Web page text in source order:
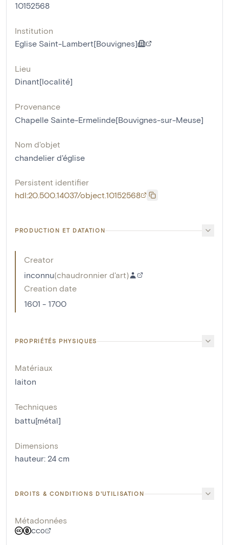
10152568
Institution
Eglise Saint-Lambert[Bouvignes]
Lieu
Dinant[localité]
Provenance
Chapelle Sainte-Ermelinde[Bouvignes-sur-Meuse]
Nom d'objet
chandelier d'église
Persistent identifier
hdl:20.500.14037/object.10152568
PRODUCTION ET DATATION
Creator
inconnu(chaudronnier d'art)
Creation date
1601 - 1700
PROPRIÉTÉS PHYSIQUES
Matériaux
laiton
Techniques
battu[métal]
Dimensions
hauteur: 24 cm
DROITS & CONDITIONS D'UTILISATION
Métadonnées
CC0